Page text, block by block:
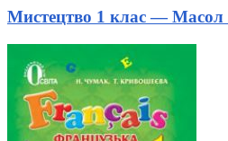
Мистецтво 1 клас —